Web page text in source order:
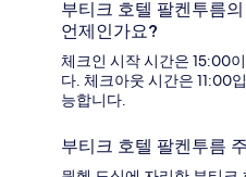
부티크 호텔 팔켄투름
언제인가요?
체크인 시작 시간은 15:00
다. 체크아웃 시간은 11:00
능합니다.
부티크 호텔 팔켄투름